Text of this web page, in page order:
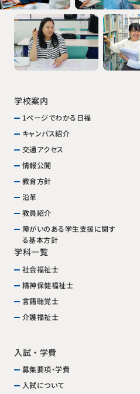
学校案内
1ページでわかる日福
キャンパス紹介
交通アクセス
情報公開
教育方針
沿革
教員紹介
障がいのある学生支援に関す
る基本方針
学科一覧
社会福祉士
精神保健福祉士
言語聴覚士
介護福祉士
入試・学費
募集要項・学費
入試について